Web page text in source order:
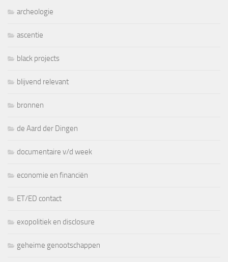
archeologie
ascentie
black projects
blijvend relevant
bronnen
de Aard der Dingen
documentaire v/d week
economie en financiën
ET/ED contact
exopolitiek en disclosure
geheime genootschappen